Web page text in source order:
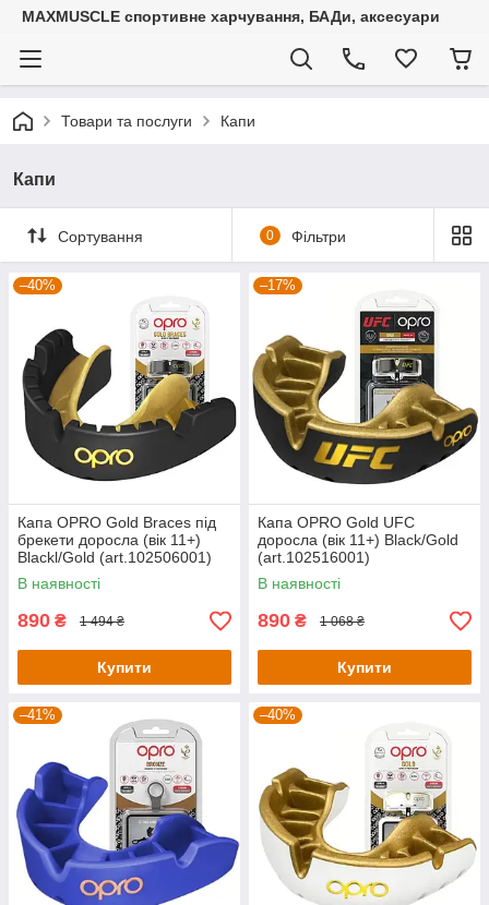
MAXMUSCLE спортивне харчування, БАДи, аксесуари
Товари та послуги Капи
Капи
Сортування 0 Фільтри
–40%
Капа OPRO Gold Braces під
брекети доросла (вік 11+)
Blackl/Gold (art.102506001)
В наявності
890 ₴ 1 494 ₴
Купити
–17%
Капа OPRO Gold UFC
доросла (вік 11+) Black/Gold
(art.102516001)
В наявності
890 ₴ 1 068 ₴
Купити
–41% –40%